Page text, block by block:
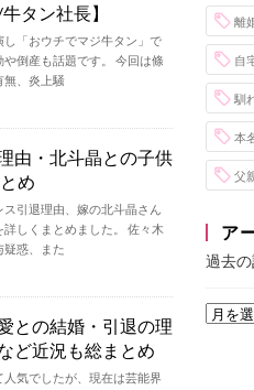
タン社長】
「おウチでマジ牛タン」で
倒産も話題です。 今回は條
無、炎上騒
由・北斗晶との子供
め
引退理由、嫁の北斗晶さん
しくまとめました。 佐々木
疑惑、また
との結婚・引退の理
ど近況も総まとめ
気でしたが、現在は芸能界
離
自
馴
本
父
ア
過去